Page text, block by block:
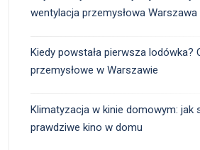
wentylacja przemysłowa Warszawa
Kiedy powstała pierwsza lodówka?
przemysłowe w Warszawie
Klimatyzacja w kinie domowym: jak
prawdziwe kino w domu